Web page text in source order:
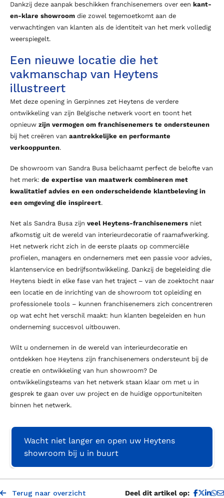
Dankzij deze aanpak beschikken franchisenemers over een kant-
en-klare showroom die zowel tegemoetkomt aan de
verwachtingen van klanten als de identiteit van het merk volledig
weerspiegelt.
Een nieuwe locatie die het
vakmanschap van Heytens
illustreert
Met deze opening in Gerpinnes zet Heytens de verdere
ontwikkeling van zijn Belgische netwerk voort en toont het
opnieuw zijn vermogen om franchisenemers te ondersteunen
bij het creëren van aantrekkelijke en performante
verkooppunten.
De showroom van Sandra Busa belichaamt perfect de belofte van
het merk: de expertise van maatwerk combineren met
kwalitatief advies en een onderscheidende klantbeleving in
een omgeving die inspireert.
Net als Sandra Busa zijn veel Heytens-franchisenemers niet
afkomstig uit de wereld van interieurdecoratie of raamafwerking.
Het netwerk richt zich in de eerste plaats op commerciële
profielen, managers en ondernemers met een passie voor advies,
klantenservice en bedrijfsontwikkeling. Dankzij de begeleiding die
Heytens biedt in elke fase van het traject – van de zoektocht naar
een locatie en de inrichting van de showroom tot opleiding en
professionele tools – kunnen franchisenemers zich concentreren
op wat echt het verschil maakt: hun klanten begeleiden en hun
onderneming succesvol uitbouwen.
Wilt u ondernemen in de wereld van interieurdecoratie en
ontdekken hoe Heytens zijn franchisenemers ondersteunt bij de
creatie en ontwikkeling van hun showroom? De
ontwikkelingsteams van het netwerk staan klaar om met u in
gesprek te gaan over uw project en de huidige opportuniteiten
binnen het netwerk.
Wacht niet langer en open uw Heytens
showroom bij u in buurt
Terug naar overzicht Deel dit artikel op: